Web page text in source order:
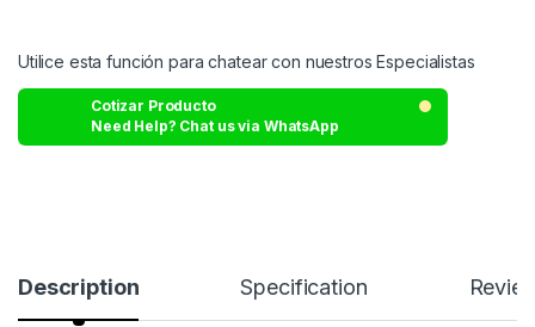
Utilice esta función para chatear con nuestros Especialistas
Cotizar Producto
Need Help? Chat us via WhatsApp
Description Specification